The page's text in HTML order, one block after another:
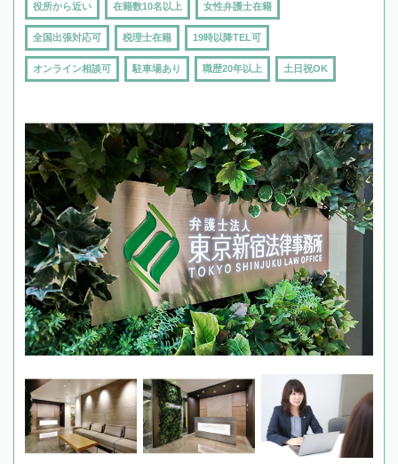
役所から近い 在籍数10名以上 女性弁護士在籍
全国出張対応可 税理士在籍 19時以降TEL可
オンライン相談可 駐車場あり 職歴20年以上 土日祝OK